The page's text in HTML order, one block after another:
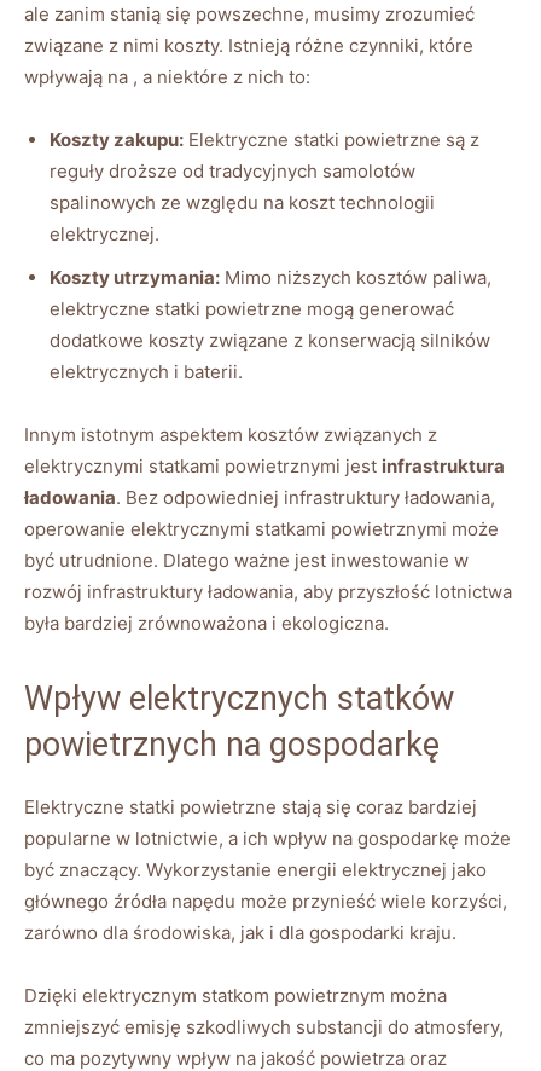
ale zanim stanią się ‍powszechne, musimy zrozumieć
związane ‍z‌ nimi koszty. Istnieją ‌różne​ czynniki, które
wpływają na ,⁢ a ⁢niektóre z nich to:
Koszty zakupu: Elektryczne⁣ statki powietrzne są ‌z⁢
reguły droższe od tradycyjnych samolotów
spalinowych ze względu ​na koszt‍ technologii
elektrycznej.
Koszty utrzymania: Mimo niższych ⁣kosztów paliwa,
elektryczne statki ⁤powietrzne mogą generować
dodatkowe koszty związane z⁣ konserwacją silników
elektrycznych i baterii.
Innym istotnym⁤ aspektem kosztów związanych z
elektrycznymi statkami powietrznymi jest infrastruktura
ładowania.‍ Bez ⁣odpowiedniej infrastruktury‌ ładowania,
operowanie elektrycznymi ⁤statkami powietrznymi może
być utrudnione. ⁤Dlatego ważne ‍jest inwestowanie ⁢w
rozwój ⁣infrastruktury ładowania,⁣ aby przyszłość lotnictwa
była bardziej zrównoważona‌ i​ ekologiczna.
Wpływ elektrycznych statków
powietrznych na ⁣gospodarkę
Elektryczne statki⁢ powietrzne stają się coraz ​bardziej
popularne w⁢ lotnictwie, a ich wpływ na gospodarkę⁢ może
być⁣ znaczący.⁢ Wykorzystanie energii elektrycznej jako
głównego ⁢źródła napędu może przynieść ‌wiele⁢ korzyści,
zarówno dla środowiska, jak i dla ‍gospodarki​ kraju.
Dzięki elektrycznym statkom powietrznym można
zmniejszyć emisję szkodliwych ⁢substancji do ​atmosfery,
co ma pozytywny ⁣wpływ na jakość ⁣powietrza oraz